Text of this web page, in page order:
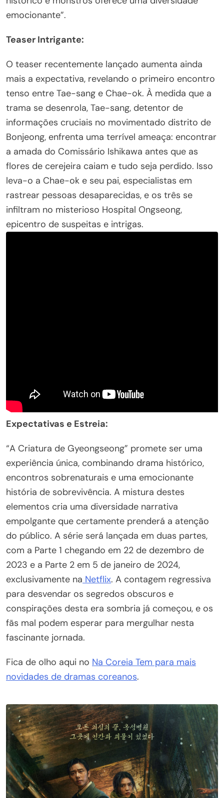
emocionante”.
Teaser Intrigante:
O teaser recentemente lançado aumenta ainda
mais a expectativa, revelando o primeiro encontro
tenso entre Tae-sang e Chae-ok. À medida que a
trama se desenrola, Tae-sang, detentor de
informações cruciais no movimentado distrito de
Bonjeong, enfrenta uma terrível ameaça: encontrar
a amada do Comissário Ishikawa antes que as
flores de cerejeira caiam e tudo seja perdido. Isso
leva-o a Chae-ok e seu pai, especialistas em
rastrear pessoas desaparecidas, e os três se
infiltram no misterioso Hospital Ongseong,
epicentro de suspeitas e intrigas.
Expectativas e Estreia:
“A Criatura de Gyeongseong” promete ser uma
experiência única, combinando drama histórico,
encontros sobrenaturais e uma emocionante
história de sobrevivência. A mistura destes
elementos cria uma diversidade narrativa
empolgante que certamente prenderá a atenção
do público. A série será lançada em duas partes,
com a Parte 1 chegando em 22 de dezembro de
2023 e a Parte 2 em 5 de janeiro de 2024,
exclusivamente na Netflix. A contagem regressiva
para desvendar os segredos obscuros e
conspirações desta era sombria já começou, e os
fãs mal podem esperar para mergulhar nesta
fascinante jornada.
Fica de olho aqui no Na Coreia Tem para mais
novidades de dramas coreanos.